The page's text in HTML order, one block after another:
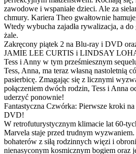
zawodowe i wspaniałe dzieci. Ale za
chmury. Kariera Theo gwałtownie
Wtedy wybucha zajadła rywalizacja, a do
żale.
Zakręcony piątek 2 na Blu-ray i DVD
JAMIE LEE CURTIS i LINDSAY
Tess i Anny w tym prześmiesznym
Tess, Anna, ma teraz własną nastoletnią
pasierbicę. Zmagając się z licznymi
połączeniem dwóch rodzin, Tess i Anna
uderzyć ponownie!
Fantastyczna Czwórka: Pierwsze kroki
DVD!
W retrofuturystycznym klimacie lat 60-
Marvela staje przed trudnym
bohaterów z siłą rodzinnych więzi i
nienasyconym kosmicznym bogiem oraz